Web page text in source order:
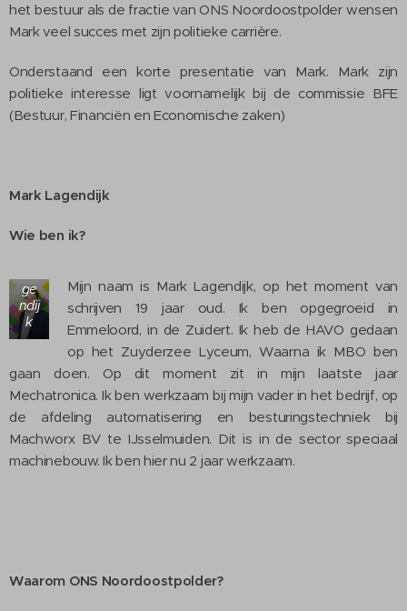
het bestuur als de fractie van ONS Noordoostpolder wensen
Mark veel succes met zijn politieke carrière.
Onderstaand een korte presentatie van Mark. Mark zijn
politieke interesse ligt voornamelijk bij de commissie BFE
(Bestuur, Financiën en Economische zaken)
Mark Lagendijk
Wie ben ik?
Ma
ge
ndij
k
Mijn naam is Mark Lagendijk, op het moment van
schrijven 19 jaar oud. Ik ben opgegroeid in
Emmeloord, in de Zuidert. Ik heb de HAVO gedaan
op het Zuyderzee Lyceum, Waarna ik MBO ben
gaan doen. Op dit moment zit in mijn laatste jaar
Mechatronica. Ik ben werkzaam bij mijn vader in het bedrijf, op
de afdeling automatisering en besturingstechniek bij
Machworx BV te IJsselmuiden. Dit is in de sector speciaal
machinebouw. Ik ben hier nu 2 jaar werkzaam.
Waarom ONS Noordoostpolder?